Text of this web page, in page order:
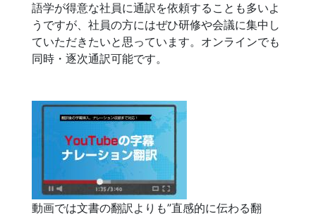
語学が得意な社員に通訳を依頼することも多いよ
うですが、社員の方にはぜひ研修や会議に集中し
ていただきたいと思っています。オンラインでも
同時・逐次通訳可能です。
動画では文書の翻訳よりも”直感的に伝わる翻